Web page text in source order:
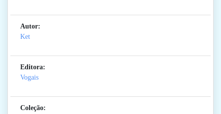
Autor:
Ket
Editora:
Vogais
Coleção: